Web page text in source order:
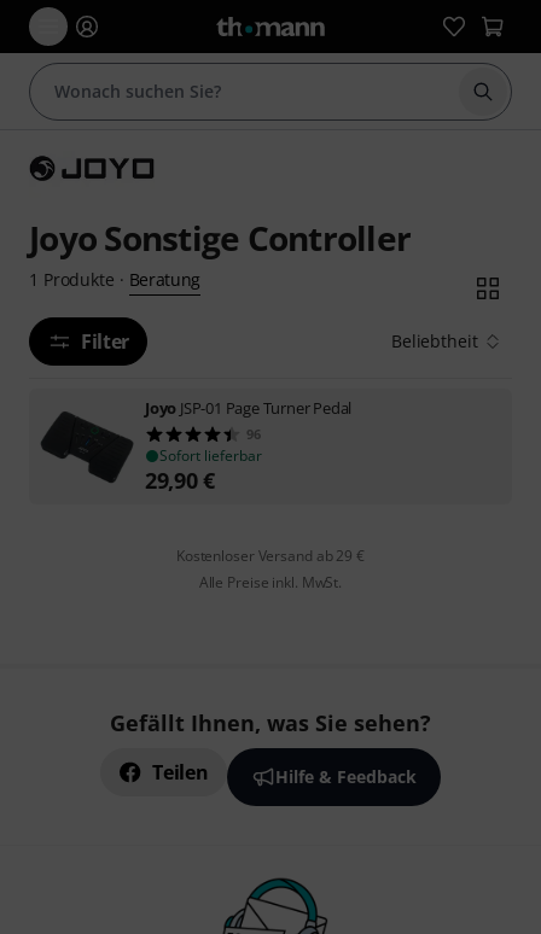
Suche
Joyo Sonstige Controller
1 Produkte · Beratung
Filter Beliebtheit
Joyo JSP-01 Page Turner Pedal
96
Sofort lieferbar
29,90€
Kostenloser Versand ab 29 €
Alle Preise inkl. MwSt.
Gefällt Ihnen, was Sie sehen?
Teilen Hilfe & Feedback